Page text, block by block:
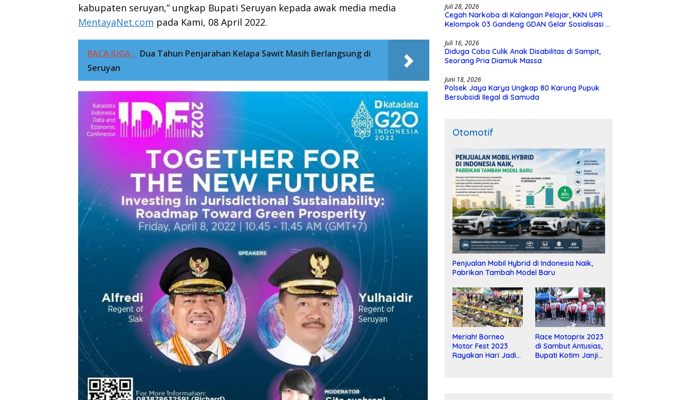
kabupaten seruyan,” ungkap Bupati Seruyan kepada awak media media
MentayaNet.com pada Kami, 08 April 2022.
BACA JUGA : Dua Tahun Penjarahan Kelapa Sawit Masih Berlangsung di
Seruyan
Juli 28, 2026
Cegah Narkoba di Kalangan Pelajar, KKN UPR
Kelompok 03 Gandeng GDAN Gelar Sosialisasi di
Juli 16, 2026
Diduga Coba Culik Anak Disabilitas di Sampit,
Seorang Pria Diamuk Massa
Juni 18, 2026
Polsek Jaya Karya Ungkap 80 Karung Pupuk
Bersubsidi Ilegal di Samuda
Otomotif
Penjualan Mobil Hybrid di Indonesia Naik,
Pabrikan Tambah Model Baru
Meriah! Borneo
Motor Fest 2023
Rayakan Hari Jadi
Race Motoprix 2023
di Sambut Antusias,
Bupati Kotim Janji